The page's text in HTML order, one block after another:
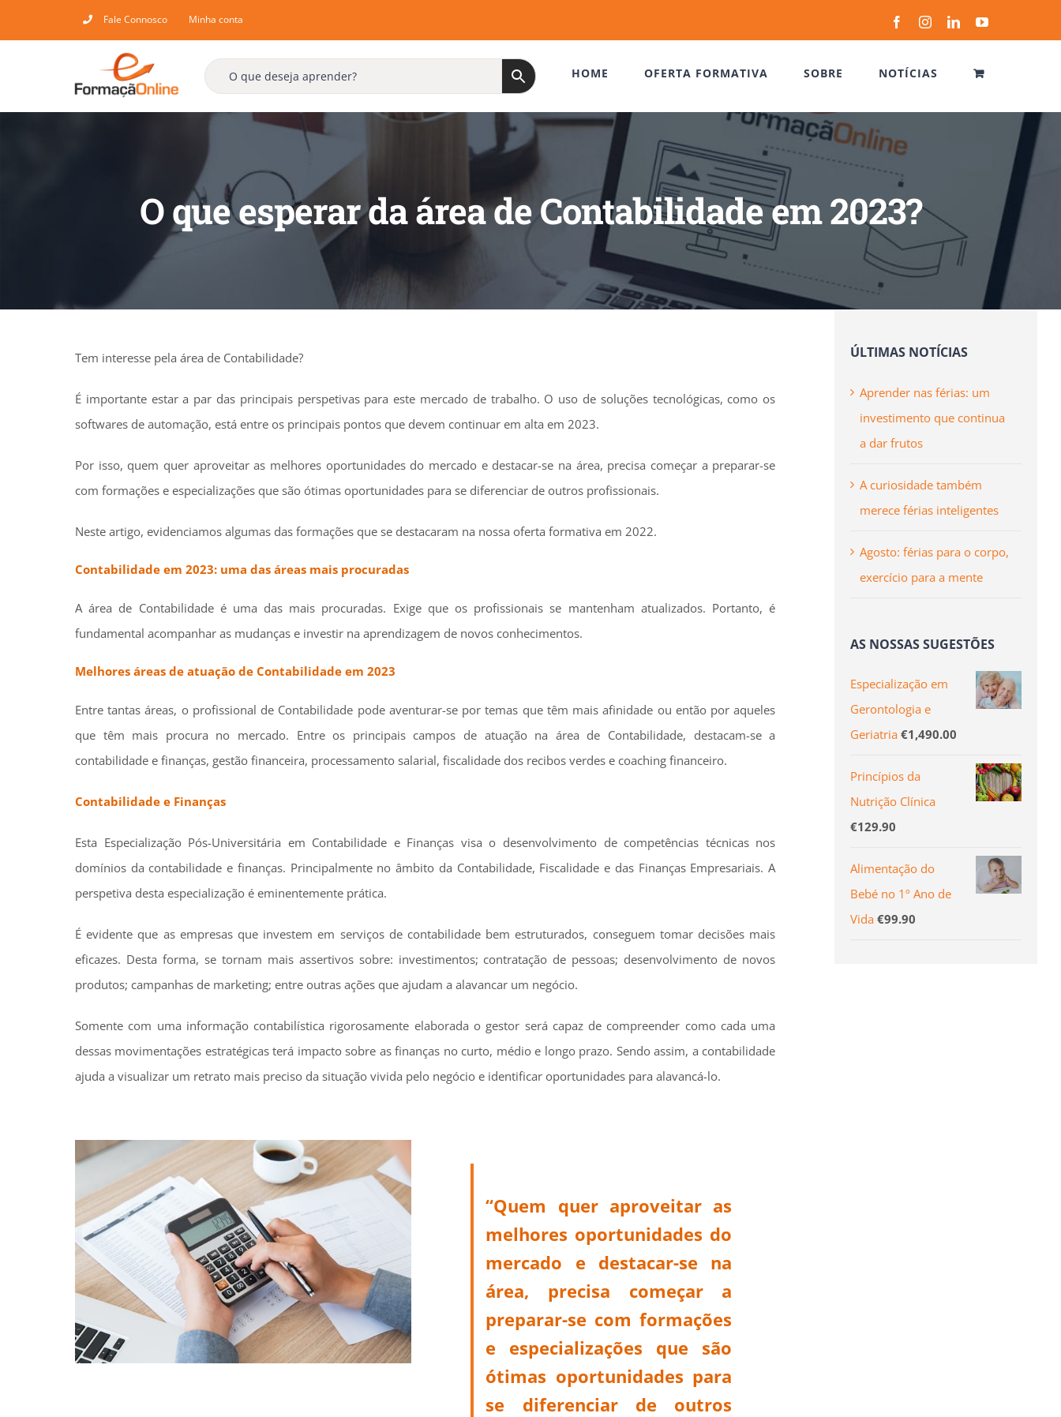
to
Fale Connosco Minha conta FacebookInstagramLinkedInYouTube
HOME OFERTA FORMATIVA SOBRE NOTÍCIAS
O que esperar da área de Contabilidade em 2023?
Tem interesse pela área de Contabilidade?
É importante estar a par das principais perspetivas para este mercado de trabalho. O uso de soluções tecnológicas, como os
softwares de automação, está entre os principais pontos que devem continuar em alta em 2023.
Por isso, quem quer aproveitar as melhores oportunidades do mercado e destacar-se na área, precisa começar a preparar-se
com formações e especializações que são ótimas oportunidades para se diferenciar de outros profissionais.
Neste artigo, evidenciamos algumas das formações que se destacaram na nossa oferta formativa em 2022.
Contabilidade em 2023: uma das áreas mais procuradas
A área de Contabilidade é uma das mais procuradas. Exige que os profissionais se mantenham atualizados. Portanto, é
fundamental acompanhar as mudanças e investir na aprendizagem de novos conhecimentos.
Melhores áreas de atuação de Contabilidade em 2023
Entre tantas áreas, o profissional de Contabilidade pode aventurar-se por temas que têm mais afinidade ou então por aqueles
que têm mais procura no mercado. Entre os principais campos de atuação na área de Contabilidade, destacam-se a
contabilidade e finanças, gestão financeira, processamento salarial, fiscalidade dos recibos verdes e coaching financeiro.
Contabilidade e Finanças
Esta Especialização Pós-Universitária em Contabilidade e Finanças visa o desenvolvimento de competências técnicas nos
domínios da contabilidade e finanças. Principalmente no âmbito da Contabilidade, Fiscalidade e das Finanças Empresariais. A
perspetiva desta especialização é eminentemente prática.
É evidente que as empresas que investem em serviços de contabilidade bem estruturados, conseguem tomar decisões mais
eficazes. Desta forma, se tornam mais assertivos sobre: investimentos; contratação de pessoas; desenvolvimento de novos
produtos; campanhas de marketing; entre outras ações que ajudam a alavancar um negócio.
Somente com uma informação contabilística rigorosamente elaborada o gestor será capaz de compreender como cada uma
dessas movimentações estratégicas terá impacto sobre as finanças no curto, médio e longo prazo. Sendo assim, a contabilidade
ajuda a visualizar um retrato mais preciso da situação vivida pelo negócio e identificar oportunidades para alavancá-lo.
“Quem quer aproveitar as
melhores oportunidades do
mercado e destacar-se na
área, precisa começar a
preparar-se com formações
e especializações que são
ótimas oportunidades para
se diferenciar de outros
ÚLTIMAS NOTÍCIAS
Aprender nas férias: um
investimento que continua
a dar frutos
A curiosidade também
merece férias inteligentes
Agosto: férias para o corpo,
exercício para a mente
AS NOSSAS SUGESTÕES
Especialização em
Gerontologia e
Geriatria €1,490.00
Princípios da
Nutrição Clínica
€129.90
Alimentação do
Bebé no 1º Ano de
Vida €99.90